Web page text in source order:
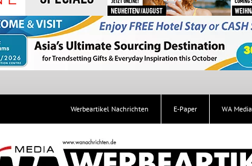
Werbeartikel Nachrichten E-Paper WA Media